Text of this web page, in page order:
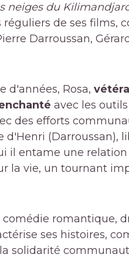
neiges du
de ses films,
Darroussan,
d'années, Rosa,
avec les
des efforts
(Darroussan),
il entame une relation
la vie, un tournant
romantique,
ses histoires,
solidarité